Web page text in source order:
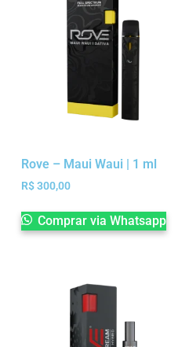
Rove – Maui Waui | 1 ml
R$300,00
Comprar via Whatsapp